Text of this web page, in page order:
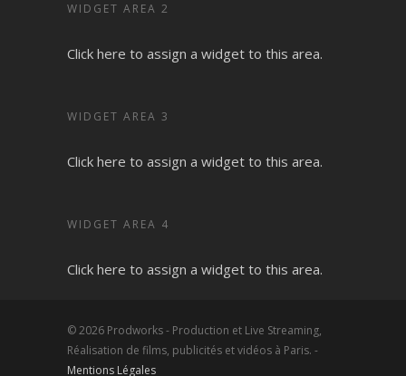
WIDGET AREA 2
Click here to assign a widget to this area.
WIDGET AREA 3
Click here to assign a widget to this area.
WIDGET AREA 4
Click here to assign a widget to this area.
© 2026 Prodworks - Production et Live Streaming,
Réalisation de films, publicités et vidéos à Paris. -
Mentions Légales